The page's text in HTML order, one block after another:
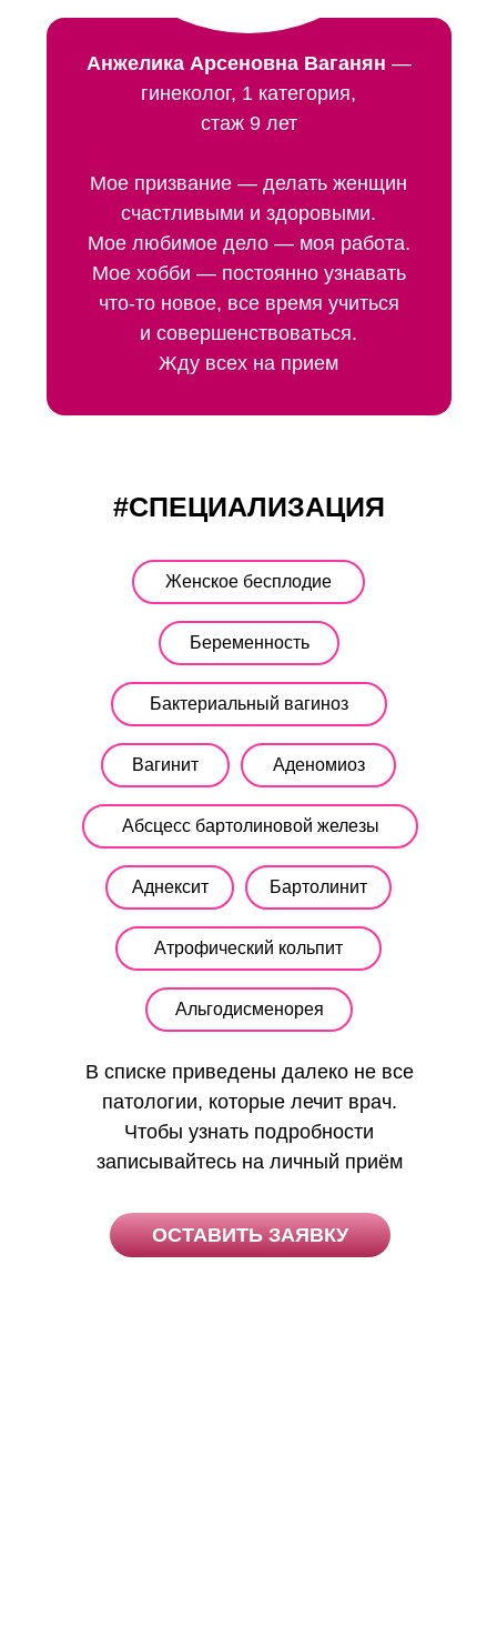
Анжелика Арсеновна Ваганян —
гинеколог, 1 категория,
стаж 9 лет
Мое призвание — делать женщин
счастливыми и здоровыми.
Мое любимое дело — моя работа.
Мое хобби — постоянно узнавать
что-то новое, все время учиться
и совершенствоваться.
Жду всех на прием
Бартолинит
Аднексит
Атрофический кольпит
Вагинит Аденомиоз
Альгодисменорея
Абсцесс бартолиновой железы
Женское бесплодие
Беременность
Бактериальный вагиноз
#СПЕЦИАЛИЗАЦИЯ
В списке приведены далеко не все
патологии, которые лечит врач.
Чтобы узнать подробности
записывайтесь на личный приём
ОСТАВИТЬ ЗАЯВКУ